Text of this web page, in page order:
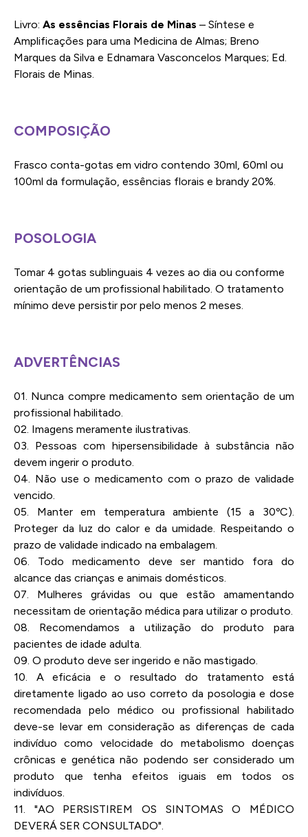
Livro: As essências Florais de Minas – Síntese e
Amplificações para uma Medicina de Almas; Breno
Marques da Silva e Ednamara Vasconcelos Marques; Ed.
Florais de Minas.
COMPOSIÇÃO
Frasco conta-gotas em vidro contendo 30ml, 60ml ou
100ml da formulação, essências florais e brandy 20%.
POSOLOGIA
Tomar 4 gotas sublinguais 4 vezes ao dia ou conforme
orientação de um profissional habilitado. O tratamento
mínimo deve persistir por pelo menos 2 meses.
ADVERTÊNCIAS
01. Nunca compre medicamento sem orientação de um
profissional habilitado.
02. Imagens meramente ilustrativas.
03. Pessoas com hipersensibilidade à substância não
devem ingerir o produto.
04. Não use o medicamento com o prazo de validade
vencido.
05. Manter em temperatura ambiente (15 a 30ºC).
Proteger da luz do calor e da umidade. Respeitando o
prazo de validade indicado na embalagem.
06. Todo medicamento deve ser mantido fora do
alcance das crianças e animais domésticos.
07. Mulheres grávidas ou que estão amamentando
necessitam de orientação médica para utilizar o produto.
08. Recomendamos a utilização do produto para
pacientes de idade adulta.
09. O produto deve ser ingerido e não mastigado.
10. A eficácia e o resultado do tratamento está
diretamente ligado ao uso correto da posologia e dose
recomendada pelo médico ou profissional habilitado
deve-se levar em consideração as diferenças de cada
indivíduo como velocidade do metabolismo doenças
crônicas e genética não podendo ser considerado um
produto que tenha efeitos iguais em todos os
indivíduos.
11. "AO PERSISTIREM OS SINTOMAS O MÉDICO
DEVERÁ SER CONSULTADO".